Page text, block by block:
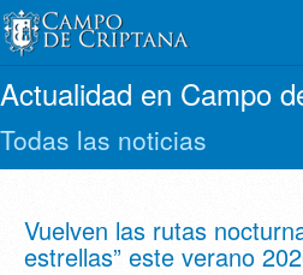
Actualidad en Campo
Todas las noticias
Vuelven las rutas
estrellas” este verano